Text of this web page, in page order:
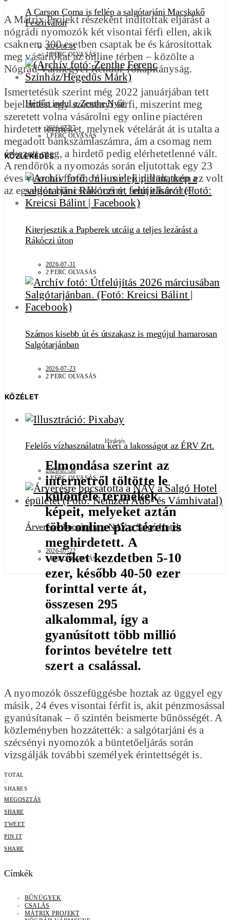
A Carson Coma is fellép a salgótarjáni Macskakő
Fesztiválon
2026-08-05
1 PERC OLVASÁS
Hétfőn indul a Zenthe Nyár
2026-07-17
1 PERC OLVASÁS
KÖZLEKEDÉS
Kiterjesztik a Papberek utcáig a teljes lezárást a
Rákóczi úton
2026-07-31
2 PERC OLVASÁS
Számos kisebb út és útszakasz is megújul hamarosan
Salgótarjánban
2026-07-23
2 PERC OLVASÁS
KÖZÉLET
Felelős vízhasználatra kéri a lakosságot az ÉRV Zrt.
2026-07-30
1 PERC OLVASÁS
Árverésre bocsátotta a NAV a Salgó Hotelt
2026-07-22
1 PERC OLVASÁS
A Mátrix Projekt részeként indítottak eljárást a
nógrádi nyomozók két visontai férfi ellen, akik
csaknem 300 esetben csaptak be és károsítottak
meg vásárlókat az online térben – közölte a
Nógrád Vármegyei Rendőr-főkapitányság.
Ismertetésük szerint még 2022 januárjában tett
bejelentést egy szécsényi férfi, miszerint meg
szeretett volna vásárolni egy online piactéren
hirdetett terméket, melynek vételárát át is utalta a
megadott bankszámlaszámra, ám a csomag nem
érkezett meg, a hirdető pedig elérhetetlenné vált.
A rendőrök a nyomozás során eljutottak egy 23
éves visontai férfihoz – mint kiderült, nem ez volt
az egyetlen bűncselekmény, amit elkövetett.
Hirdetés
Elmondása szerint az
internetről töltötte le
különféle termékek
képeit, melyeket aztán
több online piactéren is
meghirdetett. A
vevőket kezdetben 5-10
ezer, később 40-50 ezer
forinttal verte át,
összesen 295
alkalommal, így a
gyanúsított több millió
forintos bevételre tett
szert a csalással.
A nyomozók összefüggésbe hoztak az üggyel egy
másik, 24 éves visontai férfit is, akit pénzmosással
gyanúsítanak – ő szintén beismerte bűnösségét. A
közleményben hozzátették: a salgótarjáni és a
szécsényi nyomozók a büntetőeljárás során
vizsgálják további személyek érintettségét is.
TOTAL
0
SHARES
MEGOSZTÁS
SHARE
TWEET
PIN IT
SHARE
Címkék
BŰNÜGYEK
CSALÁS
MÁTRIX PROJEKT